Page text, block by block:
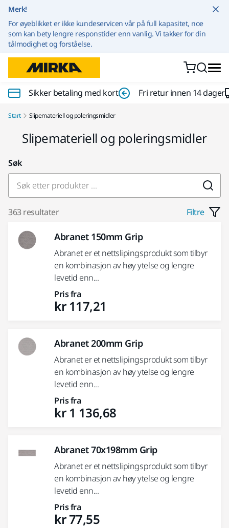
Merk!
For øyeblikket er ikke kundeservicen vår på full kapasitet, noe
som kan bety lengre responstider enn vanlig. Vi takker for din
tålmodighet og forståelse.
Sikker betaling med kort Fri retur innen 14 dager
Start Slipemateriell og poleringsmidler
Slipemateriell og poleringsmidler
Søk
363 resultater Filtre
Abranet 150mm Grip
Abranet er et nettslipingsprodukt som tilbyr
en kombinasjon av høy ytelse og lengre
levetid enn...
Pris fra
kr 117,21
Abranet 200mm Grip
Abranet er et nettslipingsprodukt som tilbyr
en kombinasjon av høy ytelse og lengre
levetid enn...
Pris fra
kr 1 136,68
Abranet 70x198mm Grip
Abranet er et nettslipingsprodukt som tilbyr
en kombinasjon av høy ytelse og lengre
levetid enn...
Pris fra
kr 77,55